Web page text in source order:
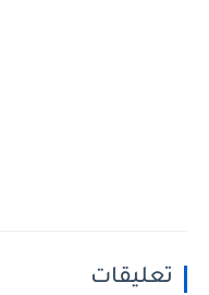
تعليقات